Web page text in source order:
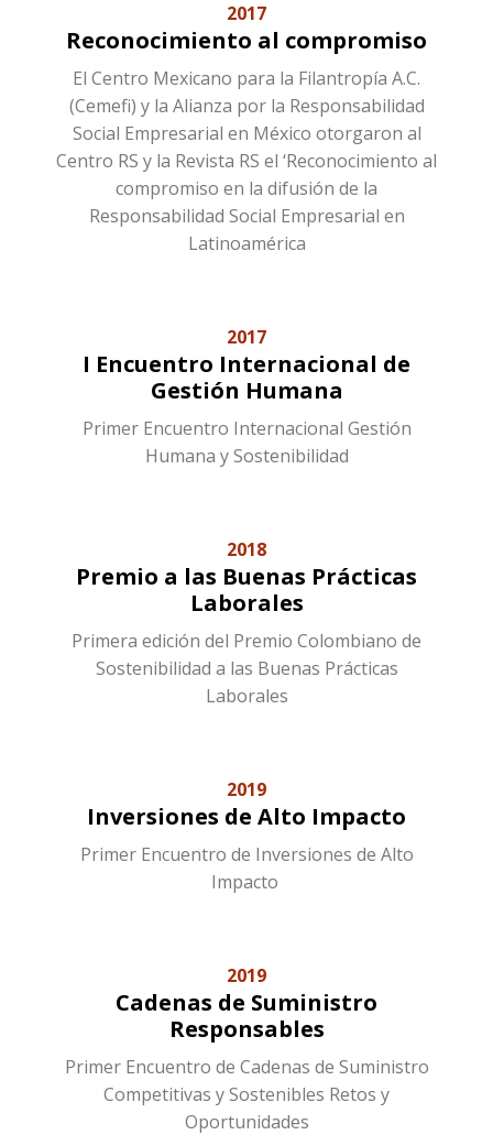
2017
Reconocimiento al compromiso
El Centro Mexicano para la Filantropía A.C.
(Cemefi) y la Alianza por la Responsabilidad
Social Empresarial en México otorgaron al
Centro RS y la Revista RS el ‘Reconocimiento al
compromiso en la difusión de la
Responsabilidad Social Empresarial en
Latinoamérica
2017
I Encuentro Internacional de
Gestión Humana
Primer Encuentro Internacional Gestión
Humana y Sostenibilidad
2018
Premio a las Buenas Prácticas
Laborales
Primera edición del Premio Colombiano de
Sostenibilidad a las Buenas Prácticas
Laborales
2019
Inversiones de Alto Impacto
Primer Encuentro de Inversiones de Alto
Impacto
2019
Cadenas de Suministro
Responsables
Primer Encuentro de Cadenas de Suministro
Competitivas y Sostenibles Retos y
Oportunidades